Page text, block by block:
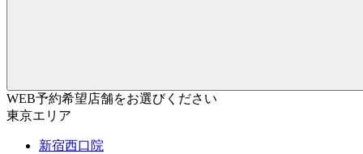
WEB予約希望店舗をお選びください
東京エリア
新宿西口院